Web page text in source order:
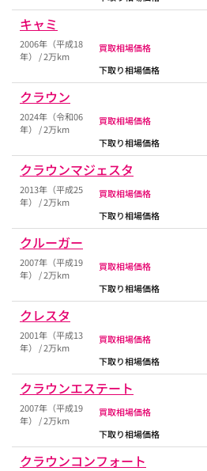
キャミ
2006年（平成18
年） / 2万km
買取相場価格
下取り相場価格
クラウン
2024年（令和06
年） / 2万km
買取相場価格
下取り相場価格
クラウンマジェスタ
2013年（平成25
年） / 2万km
買取相場価格
下取り相場価格
クルーガー
2007年（平成19
年） / 2万km
買取相場価格
下取り相場価格
クレスタ
2001年（平成13
年） / 2万km
買取相場価格
下取り相場価格
クラウンエステート
2007年（平成19
年） / 2万km
買取相場価格
下取り相場価格
クラウンコンフォート